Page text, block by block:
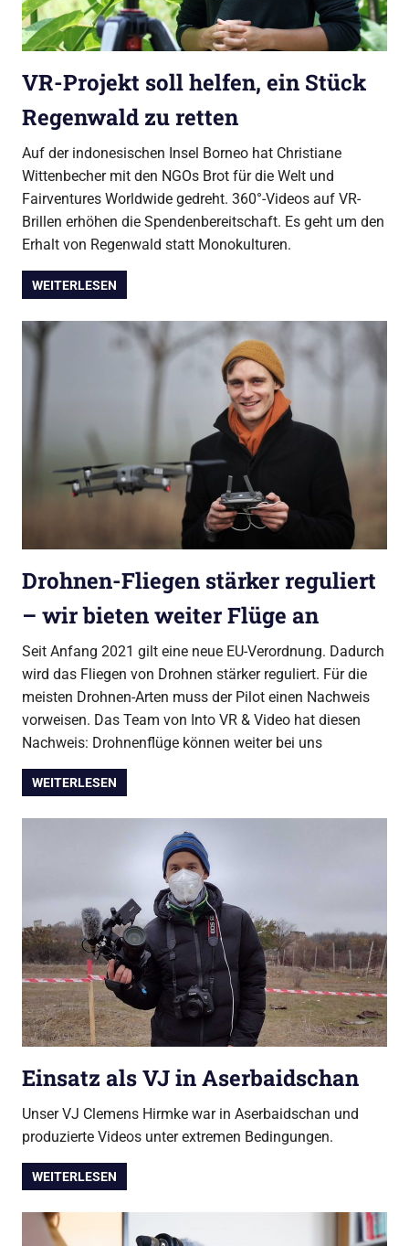
VR-Projekt soll helfen, ein Stück
Regenwald zu retten
Auf der indonesischen Insel Borneo hat Christiane
Wittenbecher mit den NGOs Brot für die Welt und
Fairventures Worldwide gedreht. 360°-Videos auf VR-
Brillen erhöhen die Spendenbereitschaft. Es geht um den
Erhalt von Regenwald statt Monokulturen.
WEITERLESEN
Drohnen-Fliegen stärker reguliert
– wir bieten weiter Flüge an
Seit Anfang 2021 gilt eine neue EU-Verordnung. Dadurch
wird das Fliegen von Drohnen stärker reguliert. Für die
meisten Drohnen-Arten muss der Pilot einen Nachweis
vorweisen. Das Team von Into VR & Video hat diesen
Nachweis: Drohnenflüge können weiter bei uns
WEITERLESEN
Einsatz als VJ in Aserbaidschan
Unser VJ Clemens Hirmke war in Aserbaidschan und
produzierte Videos unter extremen Bedingungen.
WEITERLESEN